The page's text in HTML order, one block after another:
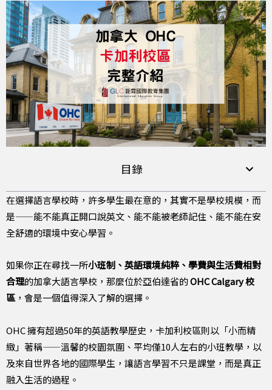
目錄
在選擇語言學校時，許多學生最在意的，其實不是學校規模，而
是——能不能真正開口說英文、能不能被老師記住、能不能在安
全舒適的環境中安心學習。
如果你正在尋找一所小班制、英語環境純粹、學費與生活費相對
合理的加拿大語言學校，那麼位於亞伯達省的OHC Calgary 校
區，會是一個值得深入了解的選擇。
OHC 擁有超過50年的英語教學歷史，卡加利校區則以「小而精
緻」著稱——溫馨的校園氛圍、平均僅10人左右的小班教學，以
及來自世界各地的國際學生，讓語言學習不只是課堂，而是真正
融入生活的過程。